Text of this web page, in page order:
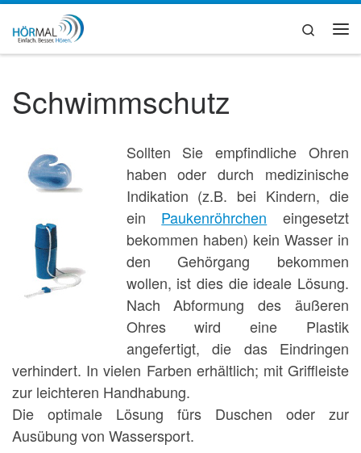
Zum Inhalt springen
Search
Schwimmschutz
Sollten Sie empfindliche Ohren
haben oder durch medizinische
Indikation (z.B. bei Kindern, die
ein Paukenröhrchen eingesetzt
bekommen haben) kein Wasser in
den Gehörgang bekommen
wollen, ist dies die ideale Lösung.
Nach Abformung des äußeren
Ohres wird eine Plastik
angefertigt, die das Eindringen
verhindert. In vielen Farben erhältlich; mit Griffleiste
zur leichteren Handhabung.
Die optimale Lösung fürs Duschen oder zur
Ausübung von Wassersport.